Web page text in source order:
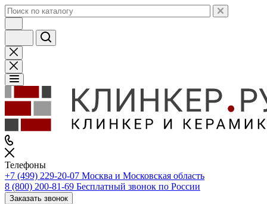
Телефоны
+7 (499) 229-20-07 Москва и Московская область
8 (800) 200-81-69 Бесплатный звонок по России
Заказать звонок